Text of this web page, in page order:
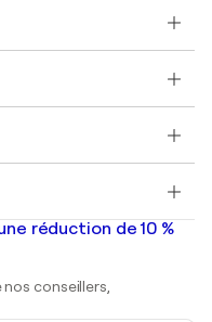
réduction de 10 %
conseillers,